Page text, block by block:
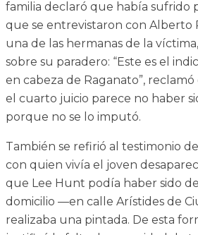
familia declaró que había sufrido
que se entrevistaron con Alberto
una de las hermanas de la
sobre su paradero: “Este es el
en cabeza de Raganato”,
el cuarto juicio parece no haber
porque no se lo imputó.
También se refirió al testimonio
con quien vivía el joven
que Lee Hunt podía haber sido
domicilio —en calle Arístides de
realizaba una pintada. De esta